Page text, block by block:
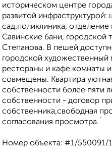
историческом центре
развитой инфраструктурой:
сад,поликлиника,
Савинские бани, городской
Степанова. В пешей
городской художественный
рестораны и кафе.комнаты и
совмещены. Квартира
собственности более пяти
собственности - договор
собственника,свободная
согласования просмотра.`
Номер объекта: #1/550091/